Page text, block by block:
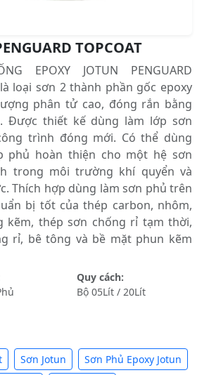
TOPCOAT
EPOXY JOTUN PENGUARD
là loại sơn 2 thành phần gốc epoxy
phân tử cao, đóng rắn bằng
Được thiết kế dùng làm lớp sơn
trình đóng mới. Có thể dùng
phủ hoàn thiện cho một hệ sơn
trong môi trường khí quyển và
Thích hợp dùng làm sơn phủ trên
bị tốt của thép carbon, nhôm,
kẽm, thép sơn chống rỉ tạm thời,
rỉ, bê tông và bề mặt phun kẽm
Quy cách:
Bộ 05Lít / 20Lít
Sơn Jotun
Sơn Phủ Epoxy Jotun